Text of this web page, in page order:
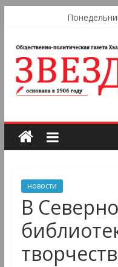
новости
В